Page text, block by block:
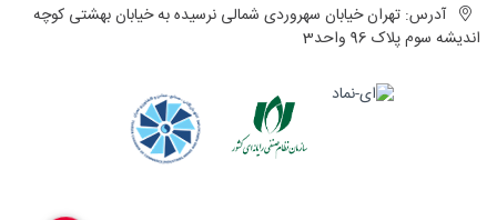
آدرس: تهران خیابان سهروردی شمالی نرسیده به خیابان بهشتی کوچه
اندیشه سوم پلاک 96 واحد3